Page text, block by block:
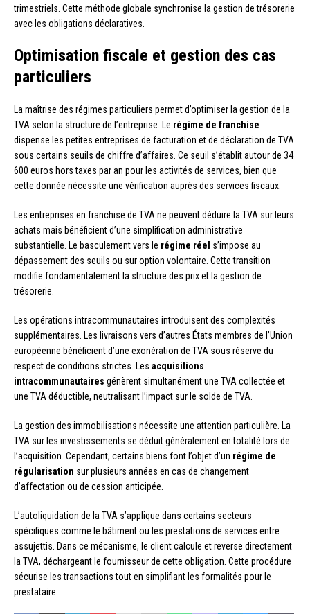
trimestriels. Cette méthode globale synchronise la gestion de trésorerie
avec les obligations déclaratives.
Optimisation fiscale et gestion des cas
particuliers
La maîtrise des régimes particuliers permet d’optimiser la gestion de la
TVA selon la structure de l’entreprise. Le régime de franchise
dispense les petites entreprises de facturation et de déclaration de TVA
sous certains seuils de chiffre d’affaires. Ce seuil s’établit autour de 34
600 euros hors taxes par an pour les activités de services, bien que
cette donnée nécessite une vérification auprès des services fiscaux.
Les entreprises en franchise de TVA ne peuvent déduire la TVA sur leurs
achats mais bénéficient d’une simplification administrative
substantielle. Le basculement vers le régime réel s’impose au
dépassement des seuils ou sur option volontaire. Cette transition
modifie fondamentalement la structure des prix et la gestion de
trésorerie.
Les opérations intracommunautaires introduisent des complexités
supplémentaires. Les livraisons vers d’autres États membres de l’Union
européenne bénéficient d’une exonération de TVA sous réserve du
respect de conditions strictes. Les acquisitions
intracommunautaires génèrent simultanément une TVA collectée et
une TVA déductible, neutralisant l’impact sur le solde de TVA.
La gestion des immobilisations nécessite une attention particulière. La
TVA sur les investissements se déduit généralement en totalité lors de
l’acquisition. Cependant, certains biens font l’objet d’un régime de
régularisation sur plusieurs années en cas de changement
d’affectation ou de cession anticipée.
L’autoliquidation de la TVA s’applique dans certains secteurs
spécifiques comme le bâtiment ou les prestations de services entre
assujettis. Dans ce mécanisme, le client calcule et reverse directement
la TVA, déchargeant le fournisseur de cette obligation. Cette procédure
sécurise les transactions tout en simplifiant les formalités pour le
prestataire.